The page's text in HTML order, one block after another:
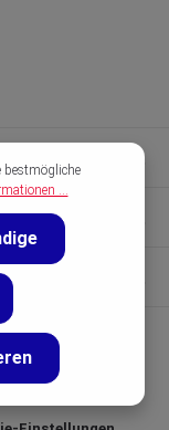
bestmögliche
...